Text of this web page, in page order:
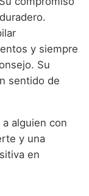
y siempre
Su
sentido de
alguien con
y una
en